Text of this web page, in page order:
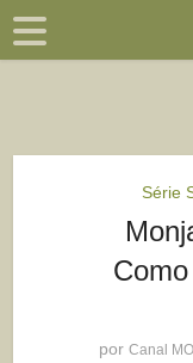
Série
por Canal